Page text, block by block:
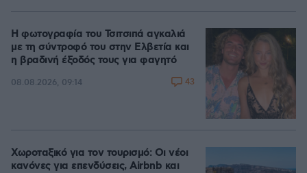
Η φωτογραφία του Τσιτσιπά αγκαλιά
με τη σύντροφό του στην Ελβετία και
η βραδινή έξοδός τους για φαγητό
08.08.2026, 09:14 43
Χωροταξικό για τον τουρισμό: Οι νέοι
κανόνες για επενδύσεις, Airbnb και